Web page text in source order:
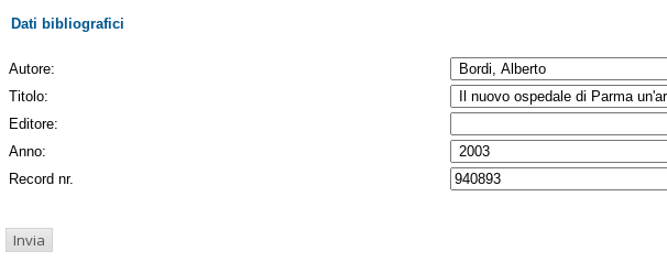
Dati bibliografici
Autore:
Titolo:
Editore:
Anno:
Record nr.